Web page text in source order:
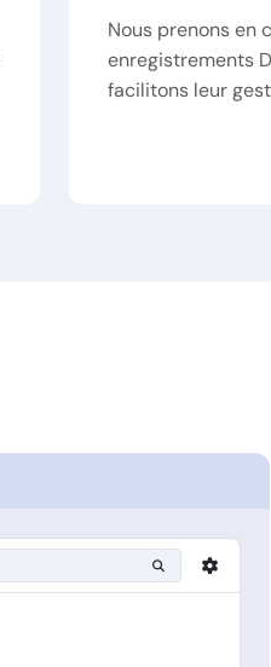
Nous prenons en
enregistrements
facilitons leur